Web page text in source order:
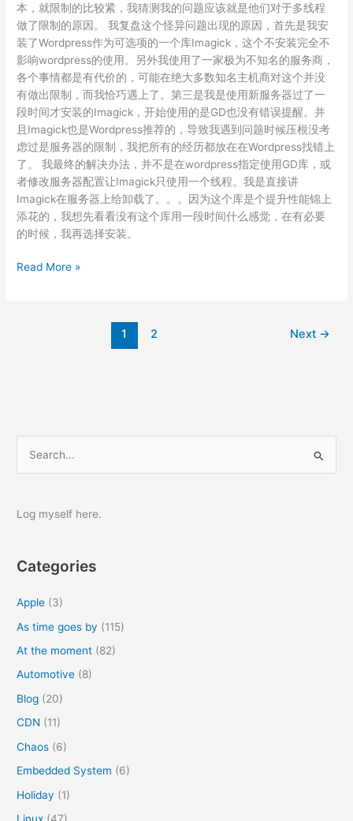
本，就限制的比较紧，我猜测我的问题应该就是他们对于多线程
做了限制的原因。 我复盘这个怪异问题出现的原因，首先是我安
装了Wordpress作为可选项的一个库Imagick，这个不安装完全不
影响wordpress的使用。另外我使用了一家极为不知名的服务商，
各个事情都是有代价的，可能在绝大多数知名主机商对这个并没
有做出限制，而我恰巧遇上了。第三是我是使用新服务器过了一
段时间才安装的Imagick，开始使用的是GD也没有错误提醒。并
且Imagick也是Wordpress推荐的，导致我遇到问题时候压根没考
虑过是服务器的限制，我把所有的经历都放在在Wordpress找错上
了。 我最终的解决办法，并不是在wordpress指定使用GD库，或
者修改服务器配置让Imagick只使用一个线程。我是直接讲
Imagick在服务器上给卸载了。。。因为这个库是个提升性能锦上
添花的，我想先看看没有这个库用一段时间什么感觉，在有必要
的时候，我再选择安装。
WordPress
520
Bug
的
因
决
案
Read More »
1 2 Next →
r
f
Log myself here.
Categories
Apple (3)
As time goes by (115)
At the moment (82)
Automotive (8)
Blog (20)
CDN (11)
Chaos (6)
Embedded System (6)
Holiday (1)